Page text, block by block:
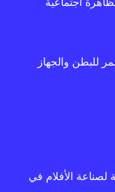
اجتماعية
للبطن والجهاز
لصناعة الأفلام في